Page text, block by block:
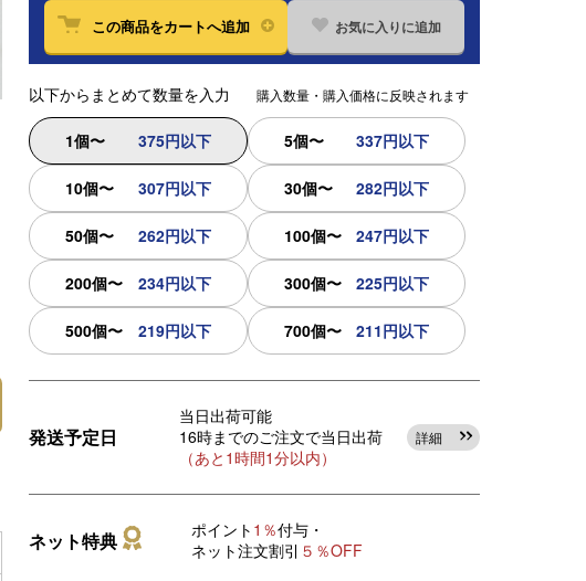
この商品をカートへ追加 お気に入りに追加
以下からまとめて数量を入力 購入数量・購入価格に反映されます
1個〜 375円以下 5個〜 337円以下
10個〜 307円以下 30個〜 282円以下
50個〜 262円以下 100個〜 247円以下
200個〜 234円以下 300個〜 225円以下
500個〜 219円以下 700個〜 211円以下
発送予定日
当日出荷可能
16時までのご注文で当日出荷
（あと1時間1分以内）
詳細
ネット特典 ポイント 1％付与・
ネット注文割引 ５％OFF